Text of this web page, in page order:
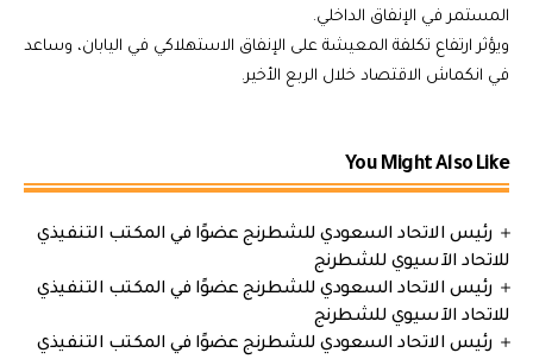
المستمر في الإنفاق الداخلي.
ويؤثر ارتفاع تكلفة المعيشة على الإنفاق الاستهلاكي في اليابان، وساعد
في انكماش الاقتصاد خلال الربع الأخير.
You Might Also Like
رئيس الاتحاد السعودي للشطرنج عضوًا في المكتب التنفيذي
للاتحاد الآسيوي للشطرنج
رئيس الاتحاد السعودي للشطرنج عضوًا في المكتب التنفيذي
للاتحاد الآسيوي للشطرنج
رئيس الاتحاد السعودي للشطرنج عضوًا في المكتب التنفيذي